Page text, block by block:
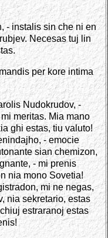
- instalis sin che ni en
Necesas tuj lin
per kore intima
Nudokrudov, -
meritas. Mia mano
ghi estas, tiu valuto!
- emocie
sian chemizon,
- mi prenis
nia mono Sovetia!
mi ne negas,
nia sekretario, estas
estraranoj estas